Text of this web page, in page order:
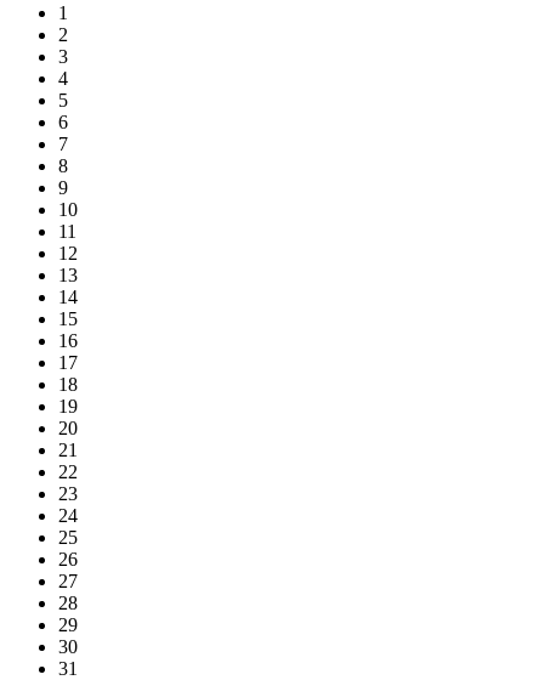
1
2
3
4
5
6
7
8
9
10
11
12
13
14
15
16
17
18
19
20
21
22
23
24
25
26
27
28
29
30
31